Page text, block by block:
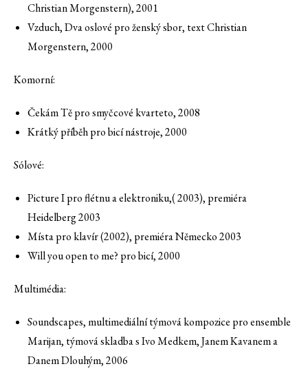
Christian Morgenstern), 2001
Vzduch, Dva oslové pro ženský sbor, text Christian
Morgenstern, 2000
Komorní:
Čekám Tě pro smyčcové kvarteto, 2008
Krátký příběh pro bicí nástroje, 2000
Sólové:
Picture I pro flétnu a elektroniku,( 2003), premiéra
Heidelberg 2003
Místa pro klavír (2002), premiéra Německo 2003
Will you open to me? pro bicí, 2000
Multimédia:
Soundscapes, multimediální týmová kompozice pro ensemble
Marijan, týmová skladba s Ivo Medkem, Janem Kavanem a
Danem Dlouhým, 2006